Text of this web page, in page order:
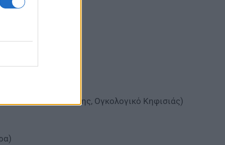
Θηβών)
Παίδων Πεντέλης, Ογκολογικό Κηφισιάς)